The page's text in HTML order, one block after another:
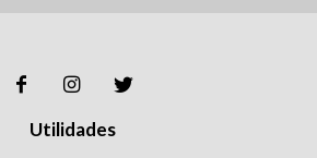
Utilidades